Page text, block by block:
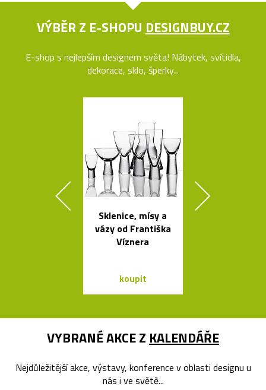
VÝBĚR Z E-SHOPU DESIGNBUY.CZ
E-shop s nejlepším designem světa! Nábytek, svítidla,
dekorace, sklo, šperky...
Sklenice, mísy a
vázy od Františka
Víznera
koupit
VYBRANÉ AKCE Z KALENDÁŘE
Nejdůležitější akce, výstavy, konference v oblasti designu u
nás i ve světě...